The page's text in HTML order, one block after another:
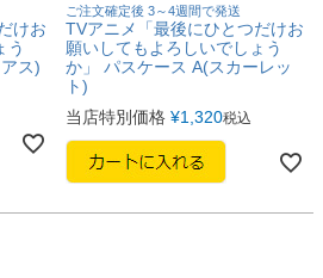
けお
う
ス)
ご注文確定後 3～4週間で発送
TVアニメ「最後にひとつだけお
願いしてもよろしいでしょう
か」 パスケース A(スカーレッ
ト)
当店特別価格 ¥1,320税込